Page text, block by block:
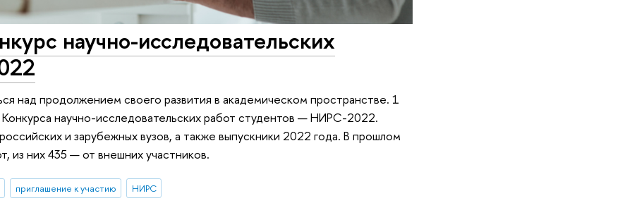
научно-исследовательских
над продолжением своего развития в академическом пространстве. 1
научно-исследовательских работ студентов — НИРС-2022.
и зарубежных вузов, а также выпускники 2022 года. В прошлом
из них 435 — от внешних участников.
приглашение к участию НИРС